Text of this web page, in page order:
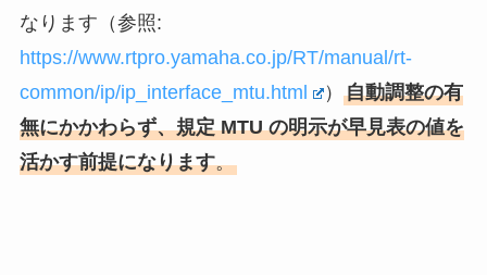
なります（参照:
https://www.rtpro.yamaha.co.jp/RT/manual/rt-
common/ip/ip_interface_mtu.html
）自動調整の有
無にかかわらず、規定 MTU の明示が早見表の値を
活かす前提になります。